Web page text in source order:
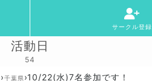
サークル登録
活動日
54
›千葉県›10/22(水)7名参加です！